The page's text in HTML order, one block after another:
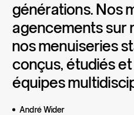
générations. Nos
agencementssur
nosmenuiseries
conçus,étudiés
équipes
André Wider